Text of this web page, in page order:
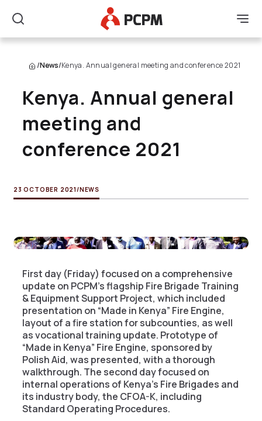
Search
Main Logo
/News/Kenya. Annual general meeting and conference 2021
Kenya. Annual general
meeting and
conference 2021
23 OCTOBER 2021 /NEWS
First day (Friday) focused on a comprehensive
update on PCPM’s flagship Fire Brigade Training
& Equipment Support Project, which included
presentation on “Made in Kenya” Fire Engine,
layout of a fire station for subcounties, as well
as vocational training update. Prototype of
“Made in Kenya” Fire Engine, sponsored by
Polish Aid, was presented, with a thorough
walkthrough. The second day focused on
internal operations of Kenya’s Fire Brigades and
its industry body, the CFOA-K, including
Standard Operating Procedures.